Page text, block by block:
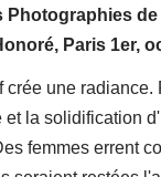
Photographies
Paris 1er,
une radiance.
la solidification
femmes errent